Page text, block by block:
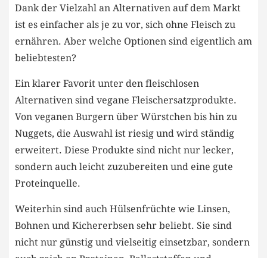
Dank der ⁣Vielzahl an Alternativen auf ‍dem Markt
⁣ist ‌es einfacher ⁣als je zu vor, sich ohne Fleisch zu
ernähren.⁤ Aber welche Optionen sind eigentlich am
⁢beliebtesten?
Ein‍ klarer Favorit unter den ‌fleischlosen
Alternativen sind vegane Fleischersatzprodukte.
Von⁣ veganen⁣ Burgern über Würstchen ​bis‍ hin zu
Nuggets, die⁤ Auswahl ist riesig und wird ständig
erweitert. Diese Produkte sind nicht nur⁣ lecker,
sondern ⁢auch ⁢leicht zuzubereiten und ​eine gute
Proteinquelle.
Weiterhin sind auch Hülsenfrüchte ⁢wie Linsen,
Bohnen und Kichererbsen sehr beliebt. Sie sind
‍nicht nur günstig​ und vielseitig einsetzbar, sondern